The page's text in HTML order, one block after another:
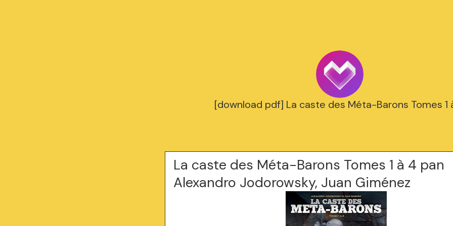
[download pdf] La caste des Méta-Barons Tomes 1
La caste des Méta-Barons Tomes 1 à 4 pan
Alexandro Jodorowsky, Juan Giménez